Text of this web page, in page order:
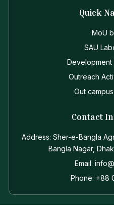
Quick
MoU
SAU
Development
Outreach
Out
Contact
Address: Sher-e-Bangla
Bangla Nagar,
Email:
Phone: +88